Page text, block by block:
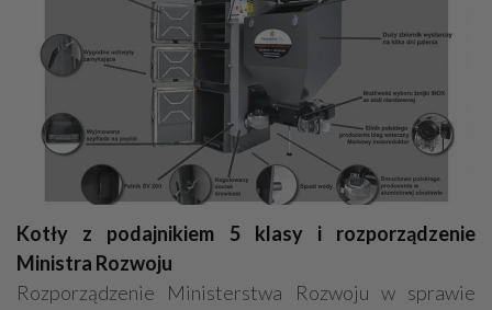
Kotły z podajnikiem 5 klasy i rozporządzenie
Ministra Rozwoju
Rozporządzenie Ministerstwa Rozwoju w sprawie